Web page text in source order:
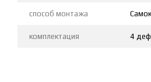
способ монтажа
комплектация 4